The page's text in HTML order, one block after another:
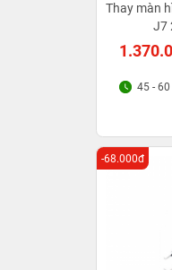
Thay màn
J7
45 -
-68.000đ